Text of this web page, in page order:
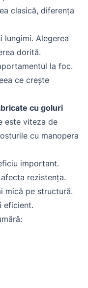
clasică, diferența
lungimi. Alegerea
dorită.
la foc.
ce crește
cu goluri
este viteza de
cu manopera
important.
rezistența.
mică pe structură.
eficient.